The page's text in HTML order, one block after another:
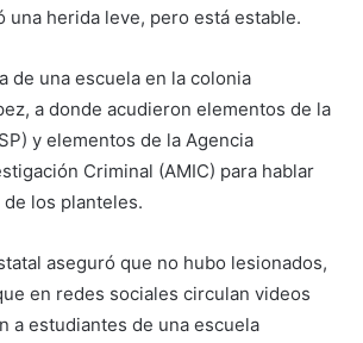
una herida leve, pero está estable.
de una escuela en la colonia
a donde acudieron elementos de la
y elementos de la Agencia
Criminal (AMIC) para hablar
los planteles.
aseguró que no hubo lesionados,
en redes sociales circulan videos
a estudiantes de una escuela